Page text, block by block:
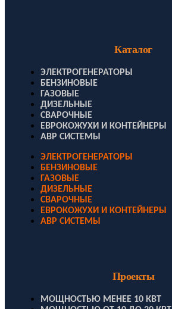
Каталог
ЭЛЕКТРОГЕНЕРАТОРЫ
БЕНЗИНОВЫЕ
ГАЗОВЫЕ
ДИЗЕЛЬНЫЕ
СВАРОЧНЫЕ
ЕВРОКОЖУХИ И КОНТЕЙНЕРЫ
АВР СИСТЕМЫ
ЭЛЕКТРОГЕНЕРАТОРЫ
БЕНЗИНОВЫЕ
ГАЗОВЫЕ
ДИЗЕЛЬНЫЕ
СВАРОЧНЫЕ
ЕВРОКОЖУХИ И КОНТЕЙНЕРЫ
АВР СИСТЕМЫ
Проекты
МОЩНОСТЬЮ МЕНЕЕ 10 КВТ